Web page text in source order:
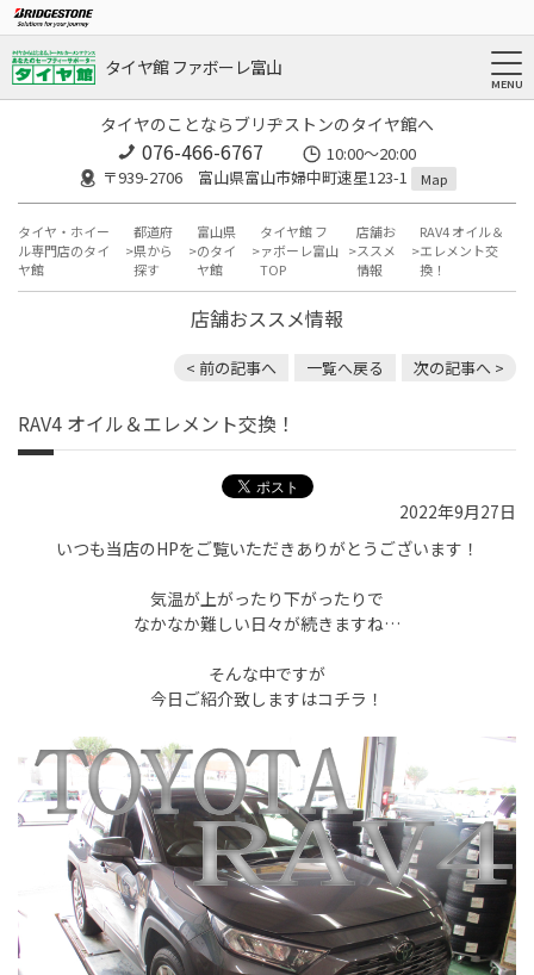
タイヤ館 ファボーレ富山
タイヤのことならブリヂストンのタイヤ館へ
076-466-6767
10:00～20:00
〒939-2706 富山県富山市婦中町速星123-1
Map
タイヤ・ホイー
ル専門店のタイ
ヤ館
都道府
県から
探す
富山県
のタイ
ヤ館
タイヤ館 フ
ァボーレ富山
TOP
店舗お
ススメ
情報
RAV4 オイル＆
エレメント交
換！
店舗おススメ情報
< 前の記事へ 一覧へ戻る 次の記事へ >
RAV4 オイル＆エレメント交換！
2022年9月27日
いつも当店のHPをご覧いただきありがとうございます！
気温が上がったり下がったりで
なかなか難しい日々が続きますね…
そんな中ですが
今日ご紹介致しますはコチラ！